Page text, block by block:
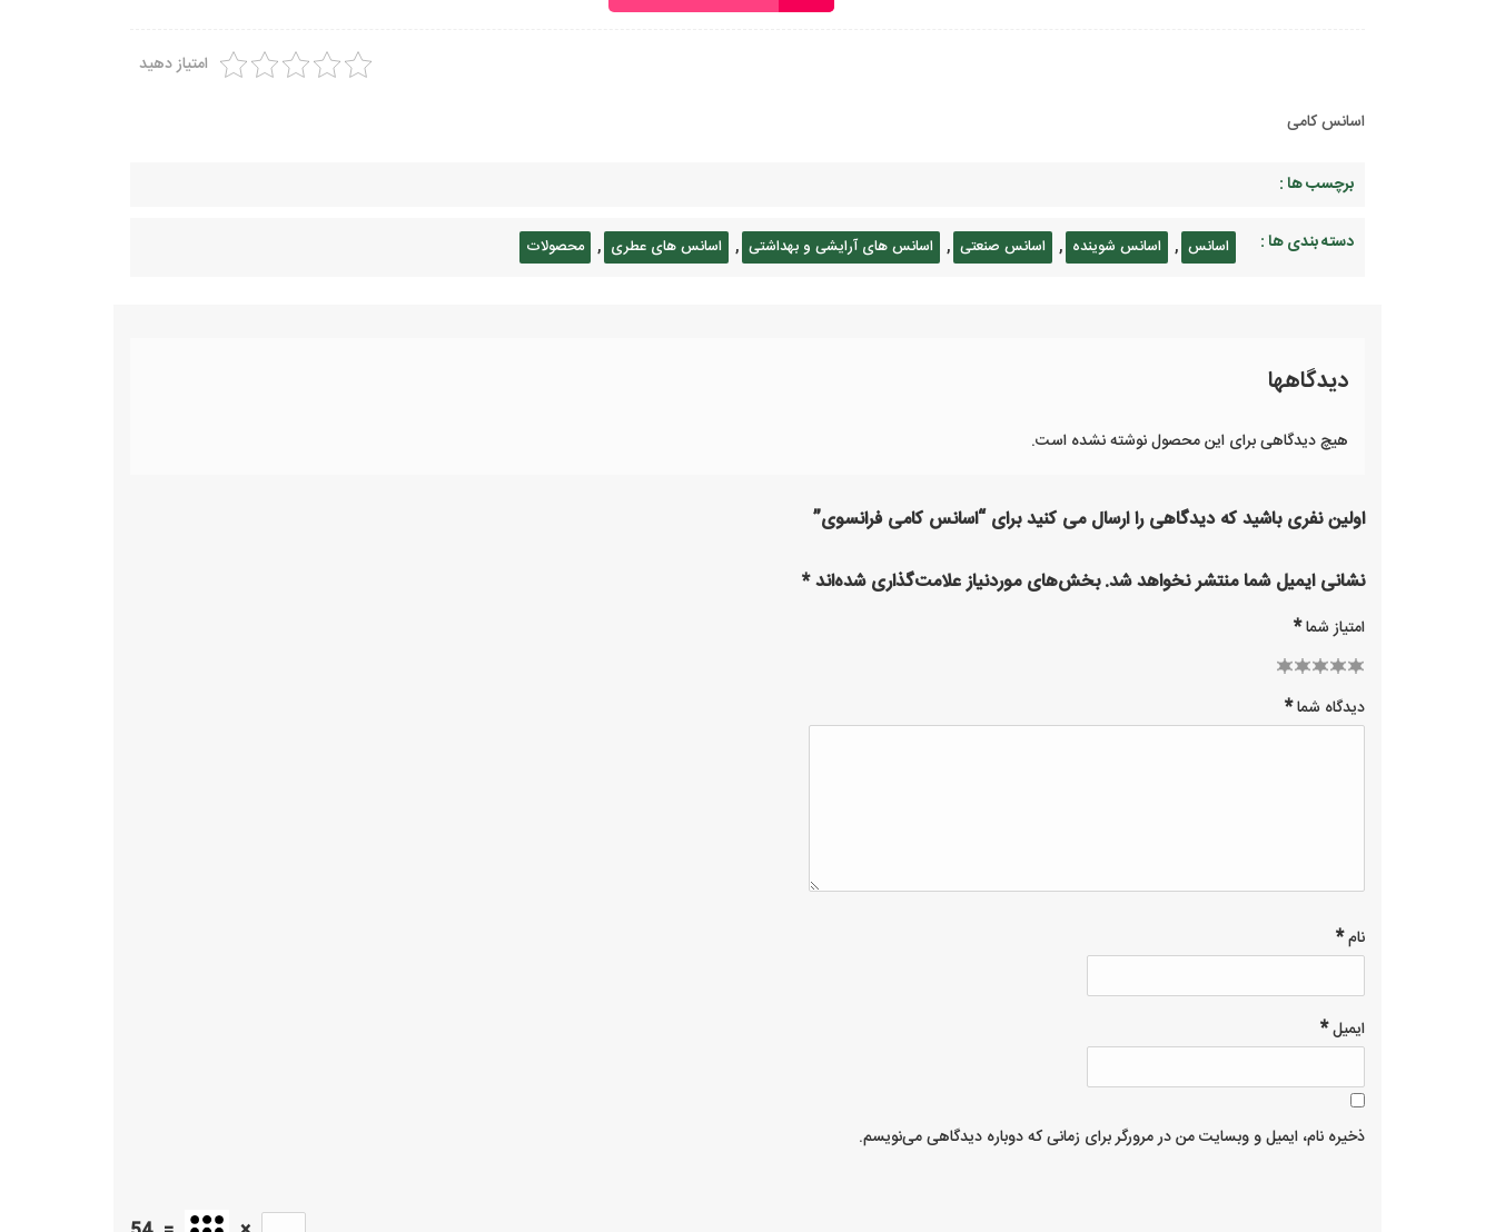
امتیاز دهید
اسانس کامی
برچسب ها :
دسته بندی ها : اسانس , اسانس شوینده , اسانس صنعتی , اسانس های آرایشی و بهداشتی , اسانس های عطری , محصولات
دیدگاهها
هیچ دیدگاهی برای این محصول نوشته نشده است.
اولین نفری باشید که دیدگاهی را ارسال می کنید برای “اسانس کامی فرانسوی”
نشانی ایمیل شما منتشر نخواهد شد.بخش‌های موردنیاز علامت‌گذاری شده‌اند*
امتیاز شما*
1
of
2 of
5
3 of 5
stars
stars
5 of 5
stars
دیدگاه شما*
نام*
ایمیل*
ذخیره نام، ایمیل و وبسایت من در مرورگر برای زمانی که دوباره دیدگاهی می‌نویسم.